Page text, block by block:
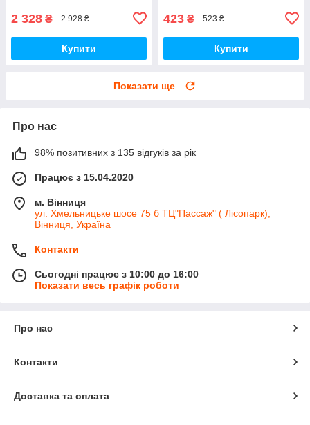
2 328 ₴ 2 928 ₴
Купити
423 ₴ 523 ₴
Купити
Показати ще
Про нас
98% позитивних з 135 відгуків за рік
Працює з 15.04.2020
м. Вінниця
ул. Хмельницьке шосе 75 б ТЦ"Пассаж" ( Лісопарк),
Вінниця, Україна
Контакти
Сьогодні працює з 10:00 до 16:00
Показати весь графік роботи
Про нас
Контакти
Доставка та оплата